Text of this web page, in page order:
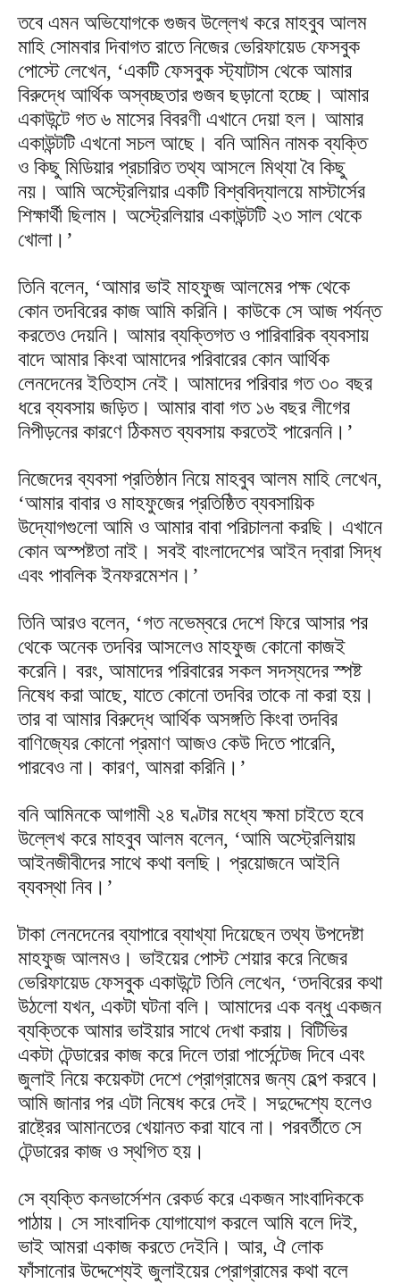
তবে এমন অভিযোগকে গুজব উল্লেখ করে মাহবুব আলম
মাহি সোমবার দিবাগত রাতে নিজের ভেরিফায়েড ফেসবুক
পোস্টে লেখেন, ‘একটি ফেসবুক স্ট্যাটাস থেকে আমার
বিরুদ্ধে আর্থিক অস্বচ্ছতার গুজব ছড়ানো হচ্ছে। আমার
একাউন্টে গত ৬ মাসের বিবরণী এখানে দেয়া হল। আমার
একাউন্টটি এখনো সচল আছে। বনি আমিন নামক ব্যক্তি
ও কিছু মিডিয়ার প্রচারিত তথ্য আসলে মিথ্যা বৈ কিছু
নয়। আমি অস্ট্রেলিয়ার একটি বিশ্ববিদ্যালয়ে মাস্টার্সের
শিক্ষার্থী ছিলাম। অস্ট্রেলিয়ার একাউন্টটি ২৩ সাল থেকে
খোলা।’
তিনি বলেন, ‘আমার ভাই মাহফুজ আলমের পক্ষ থেকে
কোন তদবিরের কাজ আমি করিনি। কাউকে সে আজ পর্যন্ত
করতেও দেয়নি। আমার ব্যক্তিগত ও পারিবারিক ব্যবসায়
বাদে আমার কিংবা আমাদের পরিবারের কোন আর্থিক
লেনদেনের ইতিহাস নেই। আমাদের পরিবার গত ৩০ বছর
ধরে ব্যবসায় জড়িত। আমার বাবা গত ১৬ বছর লীগের
নিপীড়নের কারণে ঠিকমত ব্যবসায় করতেই পারেননি।’
নিজেদের ব্যবসা প্রতিষ্ঠান নিয়ে মাহবুব আলম মাহি লেখেন,
‘আমার বাবার ও মাহফুজের প্রতিষ্ঠিত ব্যবসায়িক
উদ্যোগগুলো আমি ও আমার বাবা পরিচালনা করছি। এখানে
কোন অস্পষ্টতা নাই। সবই বাংলাদেশের আইন দ্বারা সিদ্ধ
এবং পাবলিক ইনফরমেশন।’
তিনি আরও বলেন, ‘গত নভেম্বরে দেশে ফিরে আসার পর
থেকে অনেক তদবির আসলেও মাহফুজ কোনো কাজই
করেনি। বরং, আমাদের পরিবারের সকল সদস্যদের স্পষ্ট
নিষেধ করা আছে, যাতে কোনো তদবির তাকে না করা হয়।
তার বা আমার বিরুদ্ধে আর্থিক অসঙ্গতি কিংবা তদবির
বাণিজ্যের কোনো প্রমাণ আজও কেউ দিতে পারেনি,
পারবেও না। কারণ, আমরা করিনি।’
বনি আমিনকে আগামী ২৪ ঘণ্টার মধ্যে ক্ষমা চাইতে হবে
উল্লেখ করে মাহবুব আলম বলেন, ‘আমি অস্ট্রেলিয়ায়
আইনজীবীদের সাথে কথা বলছি। প্রয়োজনে আইনি
ব্যবস্থা নিব।’
টাকা লেনদেনের ব্যাপারে ব্যাখ্যা দিয়েছেন তথ্য উপদেষ্টা
মাহফুজ আলমও। ভাইয়ের পোস্ট শেয়ার করে নিজের
ভেরিফায়েড ফেসবুক একাউন্টে তিনি লেখেন, ‘তদবিরের কথা
উঠলো যখন, একটা ঘটনা বলি। আমাদের এক বন্ধু একজন
ব্যক্তিকে আমার ভাইয়ার সাথে দেখা করায়। বিটিভির
একটা টেন্ডারের কাজ করে দিলে তারা পার্সেন্টেজ দিবে এবং
জুলাই নিয়ে কয়েকটা দেশে প্রোগ্রামের জন্য হেল্প করবে।
আমি জানার পর এটা নিষেধ করে দেই। সদুদ্দেশ্যে হলেও
রাষ্ট্রের আমানতের খেয়ানত করা যাবে না। পরবর্তীতে সে
টেন্ডারের কাজ ও স্থগিত হয়।
সে ব্যক্তি কনভার্সেশন রেকর্ড করে একজন সাংবাদিককে
পাঠায়। সে সাংবাদিক যোগাযোগ করলে আমি বলে দিই,
ভাই আমরা একাজ করতে দেইনি। আর, ঐ লোক
ফাঁসানোর উদ্দেশ্যেই জুলাইয়ের প্রোগ্রামের কথা বলে